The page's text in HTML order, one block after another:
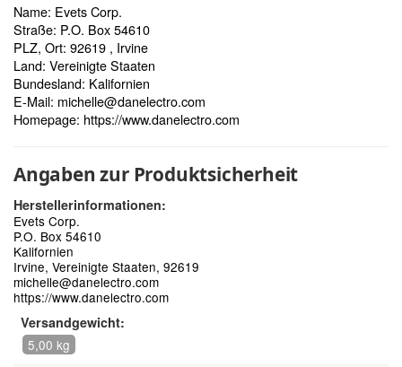
Name: Evets Corp.
Straße: P.O. Box 54610
PLZ, Ort: 92619 , Irvine
Land: Vereinigte Staaten
Bundesland: Kalifornien
E-Mail: michelle@danelectro.com
Homepage: https://www.danelectro.com
Angaben zur Produktsicherheit
Herstellerinformationen:
Evets Corp.
P.O. Box 54610
Kalifornien
Irvine, Vereinigte Staaten, 92619
michelle@danelectro.com
https://www.danelectro.com
Versandgewicht:
5,00 kg